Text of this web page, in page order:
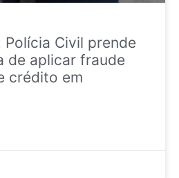
Polícia Civil prende
de aplicar fraude
crédito em